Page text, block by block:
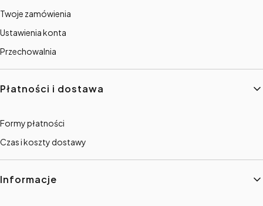
Twoje zamówienia
Ustawienia konta
Przechowalnia
Płatności i dostawa
Formy płatności
Czas i koszty dostawy
Informacje